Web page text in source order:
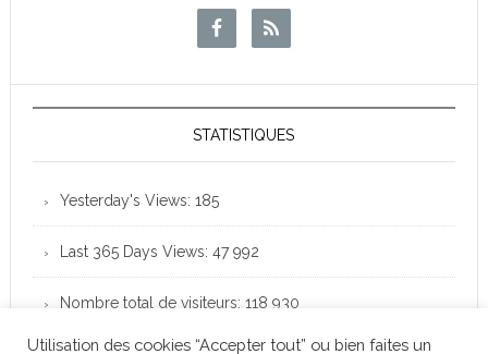
STATISTIQUES
Yesterday's Views: 185
Last 365 Days Views: 47 992
Nombre total de visiteurs: 118 930
Utilisation des cookies “Accepter tout” ou bien faites un